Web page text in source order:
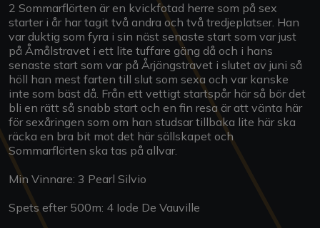
2 Sommarflörten är en kvickfotad herre som på sex
starter i år har tagit två andra och två tredjeplatser. Han
var duktig som fyra i sin näst senaste start som var just
på Åmålstravet i ett lite tuffare gäng då och i hans
senaste start som var på Årjängstravet i slutet av juni så
höll han mest farten till slut som sexa och var kanske
inte som bäst då. Från ett vettigt startspår här så bör det
bli en rätt så snabb start och en fin resa är att vänta här
för sexåringen som om han studsar tillbaka lite här ska
räcka en bra bit mot det här sällskapet och
Sommarflörten ska tas på allvar.
Min Vinnare: 3 Pearl Silvio
Spets efter 500m: 4 Iode De Vauville